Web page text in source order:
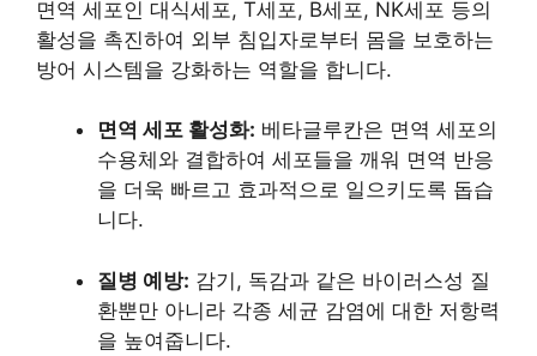
면역 세포인 대식세포, T세포, B세포, NK세포 등의
활성을 촉진하여 외부 침입자로부터 몸을 보호하는
방어 시스템을 강화하는 역할을 합니다.
면역 세포 활성화: 베타글루칸은 면역 세포의
수용체와 결합하여 세포들을 깨워 면역 반응
을 더욱 빠르고 효과적으로 일으키도록 돕습
니다.
질병 예방: 감기, 독감과 같은 바이러스성 질
환뿐만 아니라 각종 세균 감염에 대한 저항력
을 높여줍니다.